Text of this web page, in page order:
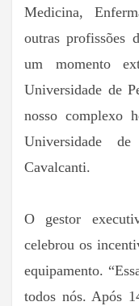
Medicina,
outras profissões
um momento
Universidade de
nosso complexo
Universidade
Cavalcanti.
O gestor
celebrou os
equipamento.
todos nós. Após